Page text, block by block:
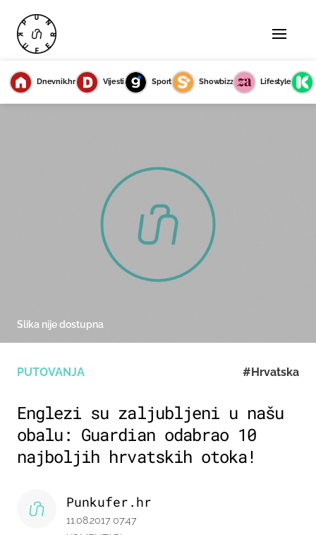
Dnevnik.hr Vijesti Sport Showbizz Lifestyle
PUTOVANJA #Hrvatska
Englezi su zaljubljeni u našu
obalu: Guardian odabrao 10
najboljih hrvatskih otoka!
Punkufer.hr
11.08.2017 07:47
Slika nije dostupna